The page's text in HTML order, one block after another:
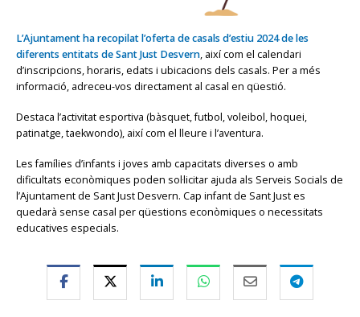
L’Ajuntament ha recopilat l’oferta de casals d’estiu 2024 de les
diferents entitats de Sant Just Desvern, així com el calendari
d’inscripcions, horaris, edats i ubicacions dels casals. Per a més
informació, adreceu-vos directament al casal en qüestió.
Destaca l’activitat esportiva (bàsquet, futbol, voleibol, hoquei,
patinatge, taekwondo), així com el lleure i l’aventura.
Les famílies d’infants i joves amb capacitats diverses o amb
dificultats econòmiques poden sol·licitar ajuda als Serveis Socials de
l’Ajuntament de Sant Just Desvern. Cap infant de Sant Just es
quedarà sense casal per qüestions econòmiques o necessitats
educatives especials.